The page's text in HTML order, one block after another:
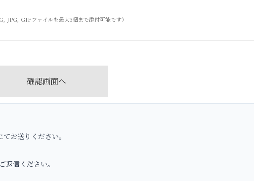
JPG, GIFファイルを最大3個まで添付可能です）
お送りください。
信ください。